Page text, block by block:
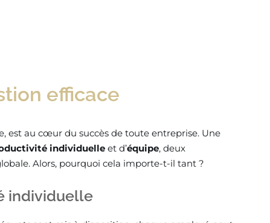
efficace
est au cœur du succès de toute entreprise. Une
individuelle et d’équipe, deux
Alors, pourquoi cela importe-t-il tant ?
individuelle